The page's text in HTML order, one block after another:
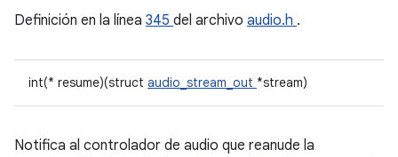
Definición en la línea 345 del archivo audio.h .
int(* resume)(struct audio_stream_out *stream)
Notifica al controlador de audio que reanude la